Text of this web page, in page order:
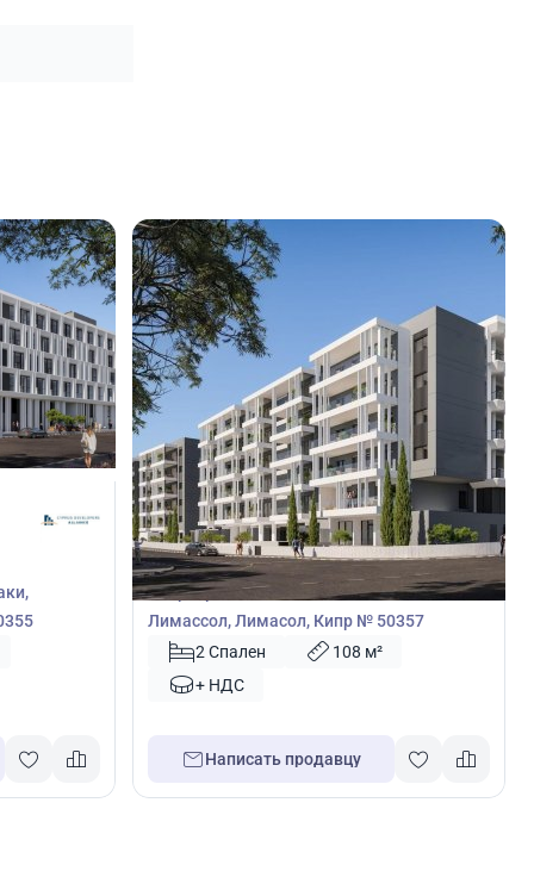
€417 000
Квартира
Квартира с 2 спальнями в Закаки,
Лимассол, Лимасол, Кипр № 50357
2 Спален
108 м²
+ НДС
Написать продавцу